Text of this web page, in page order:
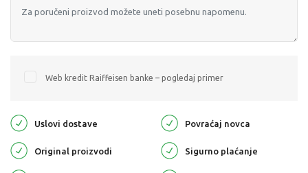
Web kredit Raiffeisen banke – pogledaj primer
Uslovi dostave Povraćaj novca
Original proizvodi Sigurno plaćanje